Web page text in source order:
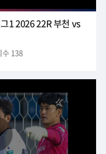
1 2026 22R 부천 vs
수 138